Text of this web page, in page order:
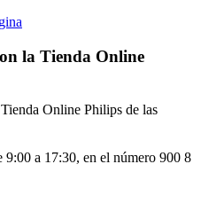
la Tienda Online
Online Philips de las
9:00 a 17:30, en el número 900 8